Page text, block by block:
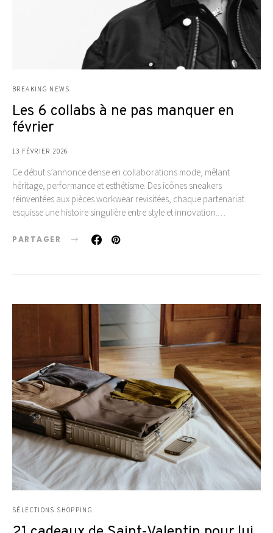
BREAKING NEWS
Les 6 collabs à ne pas manquer en
février
13 FÉVRIER 2026
Ce début s’annonce dense en collaborations mode, mêlant
héritage, performance et esthétisme. Des icônes sneakers
réinventées aux pièces workwear revisitées, chaque partenariat
esquisse une histoire singulière entre style et innovation.…
PARTAGER
SÉLECTIONS SHOPPING